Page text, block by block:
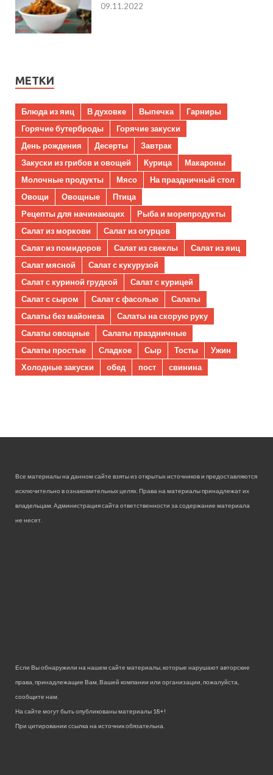
09.11.2022
МЕТКИ
Блюда из яиц В духовке Выпечка
Гарниры
Горячие бутерброды
Горячие закуски
День рождения
Десерты
Завтрак
Закуски из грибов и овощей
Курица
Макароны
Молочные продукты
Мясо
На праздничный стол
Овощи
Овощные
Птица
Рецепты для начинающих
Рыба и морепродукты
Салат из моркови
Салат из огурцов
Салат из помидоров
Салат из свеклы
Салат из яиц
Салат мясной
Салат с кукурузой
Салат с куриной грудкой
Салат с курицей
Салат с сыром
Салат с фасолью
Салаты
Салаты без майонеза
Салаты на скорую руку
Салаты овощные
Салаты праздничные
Салаты простые
Сладкое Сыр Тосты
Ужин
Холодные закуски
обед пост свинина
Все материалы на данном сайте взяты из открытых источников и предоставляются
исключительно в ознакомительных целях. Права на материалы принадлежат их
владельцам. Администрация сайта ответственности за содержание материала
не несет.
Если Вы обнаружили на нашем сайте материалы, которые нарушают авторские
права, принадлежащие Вам, Вашей компании или организации, пожалуйста,
сообщите нам.
На сайте могут быть опубликованы материалы 18+!
При цитировании ссылка на источник обязательна.